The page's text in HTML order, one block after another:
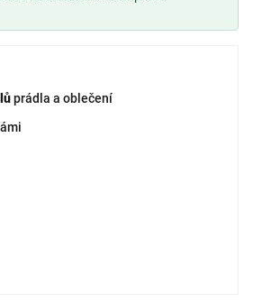
prádla a oblečení